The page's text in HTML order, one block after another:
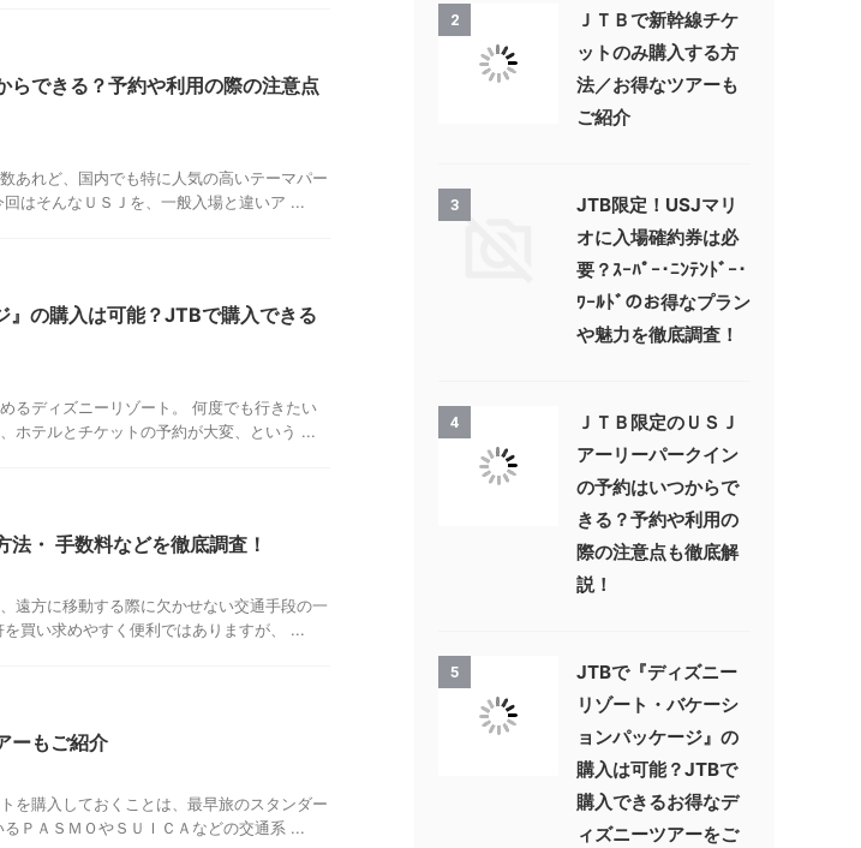
らできる？予約や利用の際の注意点
あれど、国内でも特に人気の高いテーマパー
はそんなＵＳＪを、一般入場と違いア ...
の購入は可能？JTBで購入できる
るディズニーリゾート。 何度でも行きたい
ホテルとチケットの予約が大変、という ...
・ 手数料などを徹底調査！
遠方に移動する際に欠かせない交通手段の一
買い求めやすく便利ではありますが、 ...
ーもご紹介
を購入しておくことは、最早旅のスタンダー
ＰＡＳＭＯやＳＵＩＣＡなどの交通系 ...
2
ＪＴＢで新幹線チケ
ットのみ購入する方
法／お得なツアーも
ご紹介
3
JTB限定！USJマリ
オに入場確約券は必
要？ｽｰﾊﾟｰ･ﾆﾝﾃﾝﾄﾞｰ･
ﾜｰﾙﾄﾞのお得なプラン
や魅力を徹底調査！
4
ＪＴＢ限定のＵＳＪ
アーリーパークイン
の予約はいつからで
きる？予約や利用の
際の注意点も徹底解
説！
5
JTBで『ディズニー
リゾート・バケーシ
ョンパッケージ』の
購入は可能？JTBで
購入できるお得なデ
ィズニーツアーをご